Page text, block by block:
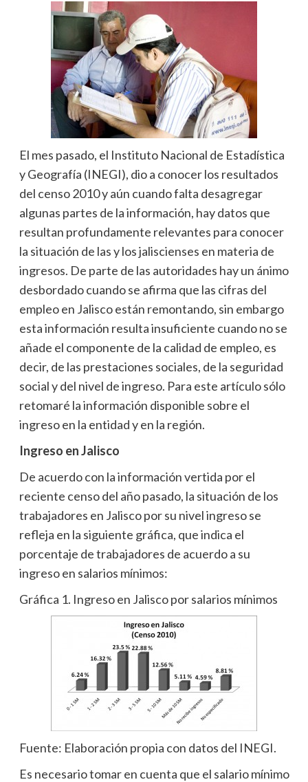
El mes pasado, el Instituto Nacional de Estadística
y Geografía (INEGI), dio a conocer los resultados
del censo 2010 y aún cuando falta desagregar
algunas partes de la información, hay datos que
resultan profundamente relevantes para conocer
la situación de las y los jaliscienses en materia de
ingresos. De parte de las autoridades hay un ánimo
desbordado cuando se afirma que las cifras del
empleo en Jalisco están remontando, sin embargo
esta información resulta insuficiente cuando no se
añade el componente de la calidad de empleo, es
decir, de las prestaciones sociales, de la seguridad
social y del nivel de ingreso. Para este artículo sólo
retomaré la información disponible sobre el
ingreso en la entidad y en la región.
Ingreso en Jalisco
De acuerdo con la información vertida por el
reciente censo del año pasado, la situación de los
trabajadores en Jalisco por su nivel ingreso se
refleja en la siguiente gráfica, que indica el
porcentaje de trabajadores de acuerdo a su
ingreso en salarios mínimos:
Gráfica 1. Ingreso en Jalisco por salarios mínimos
Fuente: Elaboración propia con datos del INEGI.
Es necesario tomar en cuenta que el salario mínimo